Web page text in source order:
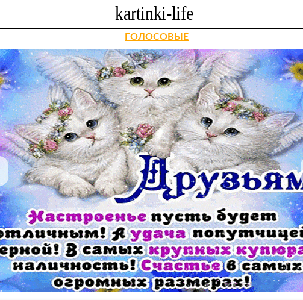
ГОЛОСОВЫЕ